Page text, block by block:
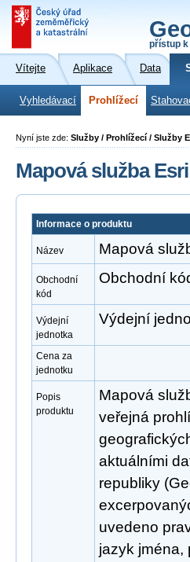
přístup k
Vítejte Aplikace Data
Vyhledávací Prohlížecí
Nyní jste zde: Služby / Prohlížecí / Služby
Mapová služba
Informace o produktu
Název Mapová
Obchodní
kód
Obchodní
Výdejní
jednotka
Výdejní
Cena za
jednotku
Popis
produktu
Mapová
veřejná
aktuálními
republiky
uvedeno
jazyk jména,